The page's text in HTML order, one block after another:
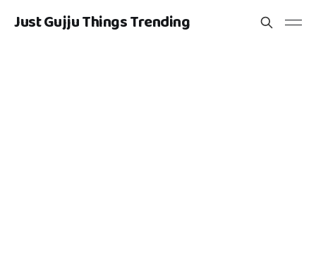
Just Gujju Things Trending